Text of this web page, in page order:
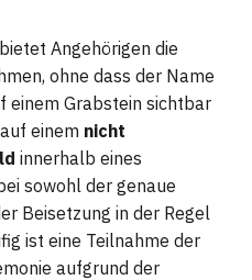
bietet Angehörigen die
ohne dass der Name
einem Grabstein sichtbar
einem nicht
innerhalb eines
sowohl der genaue
Beisetzung in der Regel
ist eine Teilnahme der
aufgrund der